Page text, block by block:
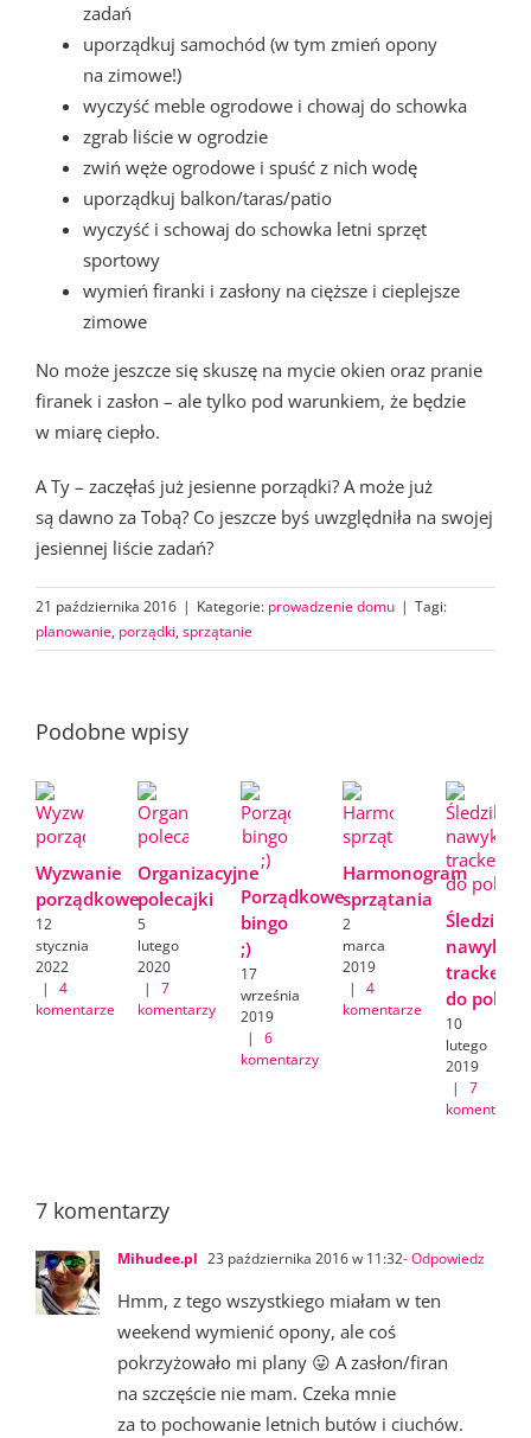
zadań
uporządkuj samochód (w tym zmień opony
na zimowe!)
wyczyść meble ogrodowe i chowaj do schowka
zgrab liście w ogrodzie
zwiń węże ogrodowe i spuść z nich wodę
uporządkuj balkon/taras/patio
wyczyść i schowaj do schowka letni sprzęt
sportowy
wymień firanki i zasłony na cięższe i cieplejsze
zimowe
No może jeszcze się skuszę na mycie okien oraz pranie
firanek i zasłon – ale tylko pod warunkiem, że będzie
w miarę ciepło.
A Ty – zaczęłaś już jesienne porządki? A może już
są dawno za Tobą? Co jeszcze byś uwzględniła na swojej
jesiennej liście zadań?
21 października 2016 | Kategorie: prowadzenie domu | Tagi:
planowanie, porządki, sprzątanie
Podobne wpisy
Wyzwanie
porządkowe
12
stycznia
2022
|
4
komentarze
Organizacyjne
polecajki
5
lutego
2020
|
7
komentarzy
Porządkowe
bingo
;)
17
września
2019
|
6
komentarzy
Harmonogram
sprzątania
2
marca
2019
|
4
komentarze
Śledzik
tracker
do
10
lutego
2019
|
7
komentarzy
7 komentarzy
Mihudee.pl 23 października 2016 w 11:32- Odpowiedz
Hmm, z tego wszystkiego miałam w ten
weekend wymienić opony, ale coś
pokrzyżowało mi plany 😛 A zasłon/firan
na szczęście nie mam. Czeka mnie
za to pochowanie letnich butów i ciuchów.